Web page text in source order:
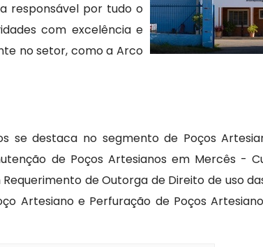
responsável por tudo o
com excelência e
no setor, como a Arco
se destaca no segmento de Poços
de Poços Artesianos em Mercês -
de Outorga de Direito de uso
Artesiano e Perfuração de Poços